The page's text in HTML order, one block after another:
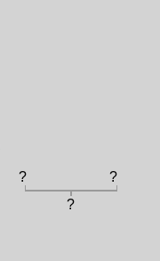
?
?
?